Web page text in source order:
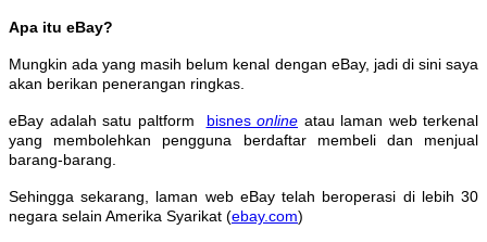
Apa itu eBay?
Mungkin ada yang masih belum kenal dengan eBay, jadi di sini saya
akan berikan penerangan ringkas.
eBay adalah satu paltform bisnes online atau laman web terkenal
yang membolehkan pengguna berdaftar membeli dan menjual
barang-barang.
Sehingga sekarang, laman web eBay telah beroperasi di lebih 30
negara selain Amerika Syarikat (ebay.com)